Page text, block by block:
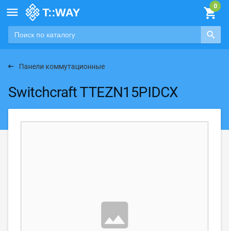

Панели коммутационные
Switchcraft TTEZN15PIDCX